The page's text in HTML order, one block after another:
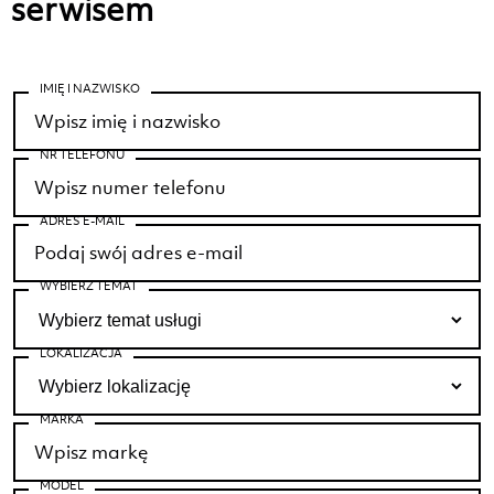
serwisem
IMIĘ I NAZWISKO
NR TELEFONU
ADRES E-MAIL
WYBIERZ TEMAT
LOKALIZACJA
MARKA
MODEL